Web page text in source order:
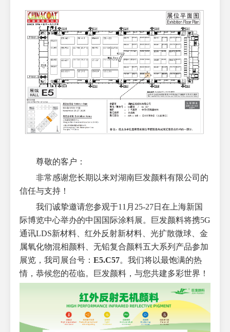
尊敬的客户：
非常感谢您长期以来对湖南巨发颜料有限公司的
信任与支持！
我们诚挚邀请您参观于1 1 月 25-27日在 上海新国
际博览中心举办的中国国际涂料展。巨发颜料将携5G
通讯LDS新材料、红外反射新材料、光扩散微球、金
属氧化物混相颜料、无铅复合颜料五大系列产品参加
展览，我司展台号： E5.C57。我们将以最饱满的热
情，恭候您的莅临。巨发颜料，与您共建多彩世界！